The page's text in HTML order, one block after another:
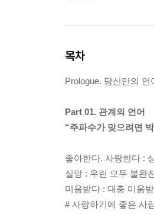
목차
Prologue. 당신만의
Part 01. 관계의 언어
“주파수가 맞으려면
좋아한다. 사랑한다 :
실망 : 우린 모두 불완
미움받다 : 대충 미움
# 사랑하기에 좋은 사